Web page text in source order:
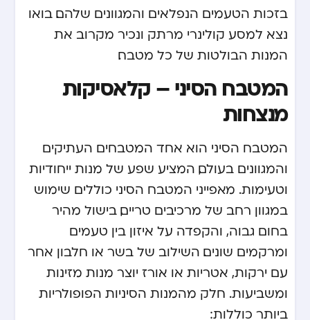
בזכות הטעמים הנפלאים והמגוונים שלהם. בואו
נצא למסע קולינרי מרתק ונכיר מקרוב את
המנות הבולטות של כל מטבח.
המטבח הסיני – קלאסיקות
מנצחות
המטבח הסיני הוא אחד המטבחים העתיקים
והמגוונים בעולם, המציע שפע של מנות ייחודיות
וטעימות. מאפייני המטבח הסיני כוללים שימוש
במגוון רחב של מרכיבים טריים, בישול מהיר
בחום גבוה, והקפדה על איזון בין טעמים
ומרקמים שונים. השילוב של בשר או חלבון אחר
עם ירקות, אטריות או אורז יוצר מנות מזינות
ומשביעות. חלק מהמנות הסיניות הפופולריות
ביותר כוללות: